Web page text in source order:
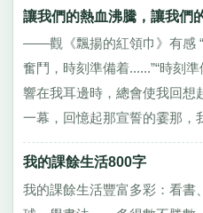
讓我們的熱血沸騰，讓我們
——觀《飄揚的紅領巾》有感
奮鬥，時刻準備着......”“時刻
響在我耳邊時，總會使我回想
一幕，回憶起那宣誓的霎那，
我的課餘生活800字
我的課餘生活豐富多彩：看書